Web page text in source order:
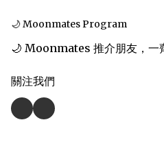
🌙 Moonmates Program
🌙 Moonmates 推介朋友，一
關注我們